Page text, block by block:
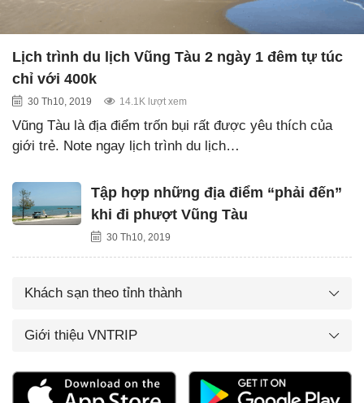
Lịch trình du lịch Vũng Tàu 2 ngày 1 đêm tự túc
chỉ với 400k
30 Th10, 2019 14.1K lượt xem
Vũng Tàu là địa điểm trốn bụi rất được yêu thích của
giới trẻ. Note ngay lịch trình du lịch…
Tập hợp những địa điểm “phải đến”
khi đi phượt Vũng Tàu
30 Th10, 2019
Khách sạn theo tỉnh thành
Giới thiệu VNTRIP